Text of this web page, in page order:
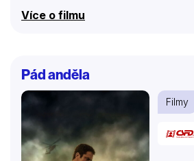
Robin Wright Penn jako Theresa
na tobě, co si zvolíš minulost nebo
Jedno si vyber a drž…
Více o filmu
Pád anděla
Filmy